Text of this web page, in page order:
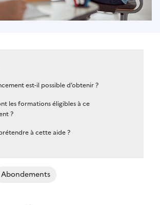
est-il possible d’obtenir ?
les formations éligibles à ce
?
à cette aide ?
Abondements